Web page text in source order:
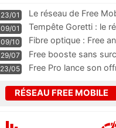
23/01
Le réseau de Free
m
09/01
Tempête Goretti : le
09/10
Fibre optique : Free
pass
29/07
Free booste sans
23/05 Free Pro lance son
RÉSEAU FREE MOBILE